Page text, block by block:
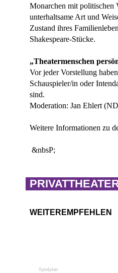
Monarchen mit politischen
unterhaltsame Art und
Zustand ihres
Shakespeare-Stücke.
„Theatermenschen
Vor jeder Vorstellung
Schauspieler/in oder
sind.
Moderation: Jan Ehlert
Weitere Informationen zu
&nbsP;
WEITEREMPFEHLEN
Spielplan